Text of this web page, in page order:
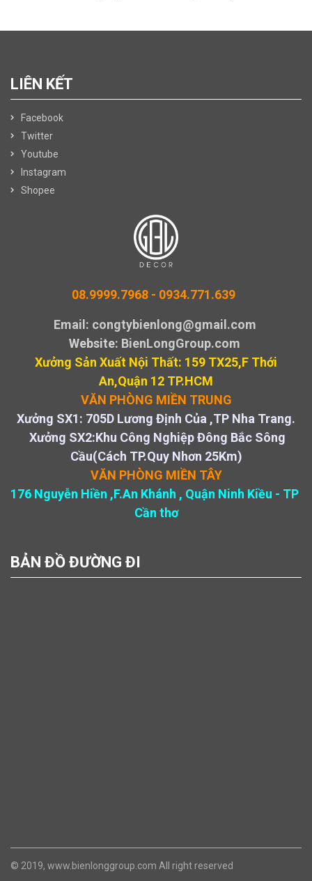
LIÊN KẾT
Facebook
Twitter
Youtube
Instagram
Shopee
08.9999.7968 - 0934.771.639
Email: congtybienlong@gmail.com
Website: BienLongGroup.com
Xưởng Sản Xuất Nội Thất: 159 TX25,F Thới
An,Quận 12 TP.HCM
VĂN PHÒNG MIỀN TRUNG
Xưởng SX1: 705D Lương Định Của ,TP Nha Trang.
Xưởng SX2:Khu Công Nghiệp Đông Bắc Sông
Cầu(Cách TP.Quy Nhơn 25Km)
VĂN PHÒNG MIỀN TÂY
176 Nguyễn Hiền ,F.An Khánh , Quận Ninh Kiều - TP
Cần thơ
BẢN ĐỒ ĐƯỜNG ĐI
© 2019, www.bienlonggroup.com All right reserved